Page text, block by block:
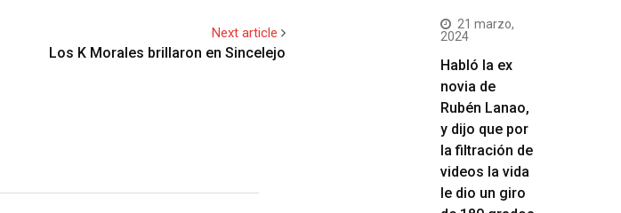
Next article
Los K Morales brillaron en Sincelejo
21 marzo,
2024
Habló la ex
novia de
Rubén Lanao,
y dijo que por
la filtración de
videos la vida
le dio un giro